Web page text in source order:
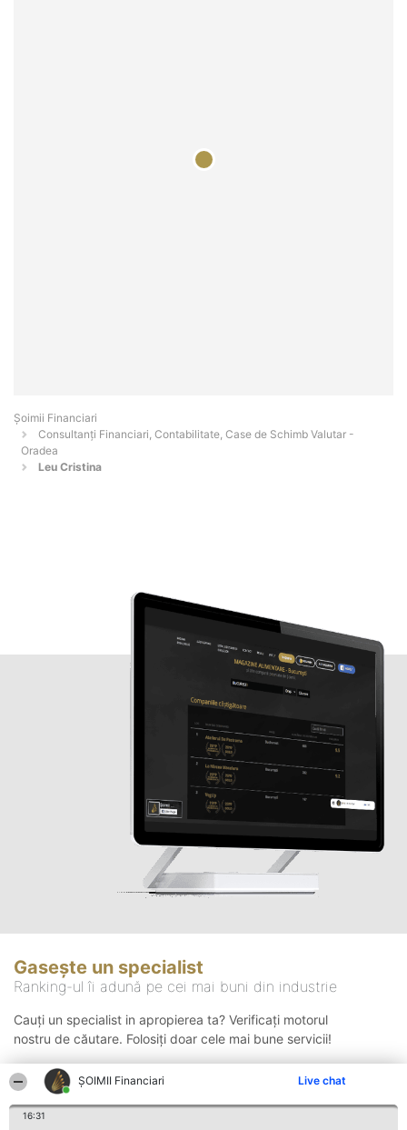
ȘOIMII Financiari Live chat
16:31
Șoimii Financiari
Consultanți Financiari, Contabilitate, Case de Schimb Valutar -
Oradea
Leu Cristina
Gasește un specialist
Ranking-ul îi adună pe cei mai buni din industrie
Cauți un specialist in apropierea ta? Verificați motorul
nostru de căutare. Folosiți doar cele mai bune servicii!